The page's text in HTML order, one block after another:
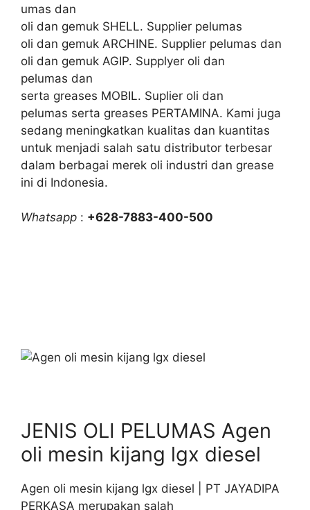
umas dan
oli dan gemuk SHELL. Supplier pelumas
oli dan gemuk ARCHINE. Supplier pelumas dan
oli dan gemuk AGIP. Supplyer oli dan
pelumas dan
serta greases MOBIL. Suplier oli dan
pelumas serta greases PERTAMINA. Kami juga
sedang meningkatkan kualitas dan kuantitas
untuk menjadi salah satu distributor terbesar
dalam berbagai merek oli industri dan grease
ini di Indonesia.
Whatsapp : +628-7883-400-500
JENIS OLI PELUMAS Agen
oli mesin kijang lgx diesel
Agen oli mesin kijang lgx diesel | PT JAYADIPA
PERKASA merupakan salah